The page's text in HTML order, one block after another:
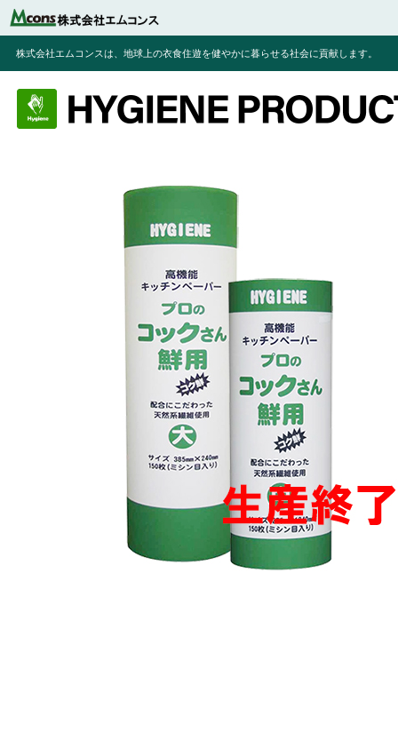
株式会社エムコンスは、地球上の衣食住遊を健やかに暮らせる社会に貢献します。